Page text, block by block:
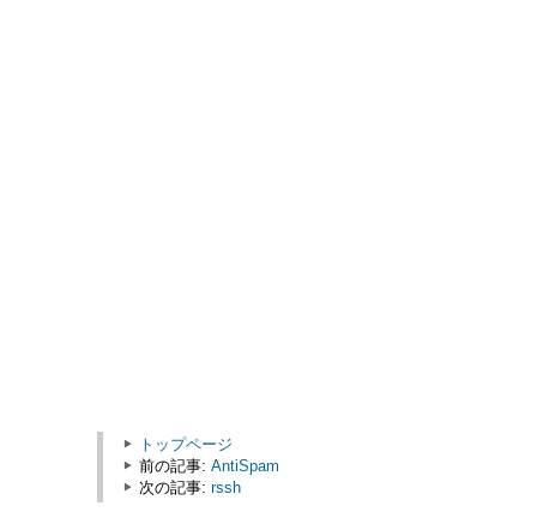
トップページ
前の記事: AntiSpam
次の記事: rssh